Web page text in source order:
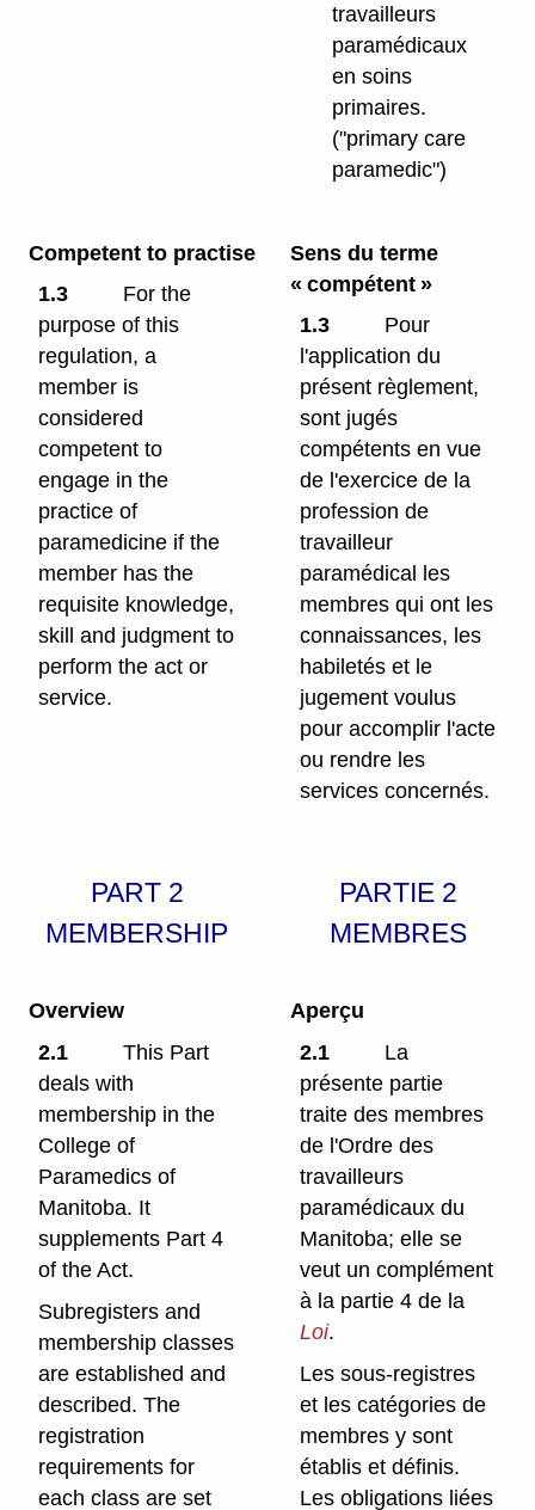
travailleurs
paramédicaux
en soins
primaires.
("primary care
paramedic")
Competent to practise
1.3
For the
purpose of this
regulation, a
member is
considered
competent to
engage in the
practice of
paramedicine if the
member has the
requisite knowledge,
skill and judgment to
perform the act or
service.
Sens du terme
« compétent »
1.3
Pour
l'application du
présent règlement,
sont jugés
compétents en vue
de l'exercice de la
profession de
travailleur
paramédical les
membres qui ont les
connaissances, les
habiletés et le
jugement voulus
pour accomplir l'acte
ou rendre les
services concernés.
PART 2
MEMBERSHIP
PARTIE 2
MEMBRES
Overview
2.1
This Part
deals with
membership in the
College of
Paramedics of
Manitoba. It
supplements Part 4
of the Act.
Subregisters and
membership classes
are established and
described. The
registration
requirements for
each class are set
Aperçu
2.1
La
présente partie
traite des membres
de l'Ordre des
travailleurs
paramédicaux du
Manitoba; elle se
veut un complément
à la partie 4 de la
Loi.
Les sous-registres
et les catégories de
membres y sont
établis et définis.
Les obligations liées